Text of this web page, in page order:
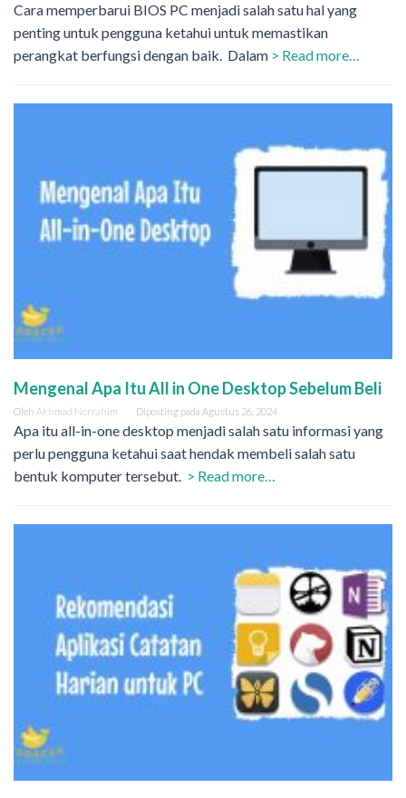
Cara memperbarui BIOS PC menjadi salah satu hal yang
penting untuk pengguna ketahui untuk memastikan
perangkat berfungsi dengan baik. Dalam > Read more…
Mengenal Apa Itu All in One Desktop Sebelum Beli
Oleh Akhmad Norrahim Diposting pada Agustus 26, 2024
Apa itu all-in-one desktop menjadi salah satu informasi yang
perlu pengguna ketahui saat hendak membeli salah satu
bentuk komputer tersebut. > Read more…